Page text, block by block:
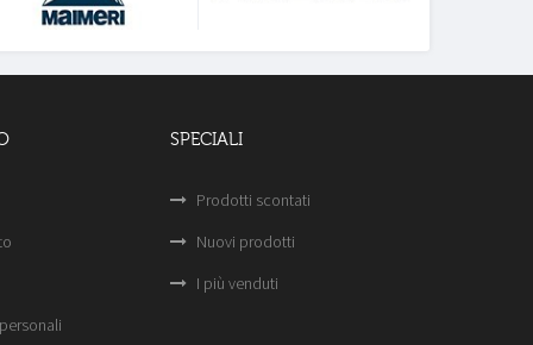
SPECIALI
Prodotti scontati
Nuovi prodotti
I più venduti